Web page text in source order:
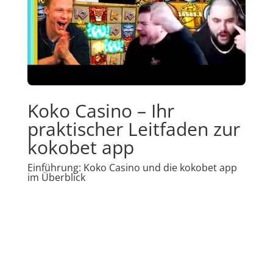
Koko Casino – Ihr
praktischer Leitfaden zur
kokobet app
Einführung: Koko Casino und die kokobet app
im Überblick